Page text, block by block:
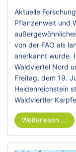
Aktuelle
Pflanzenwelt und
von der FAO als
anerkannt wurde.
Waldviertel Nord
Freitag, dem 19.
Heidenreichstein
Waldviertler
Weiterlesen …